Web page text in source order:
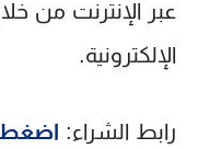
عبر الإنترنت من
الإلكترونية.
رابط الشراء: اضغط